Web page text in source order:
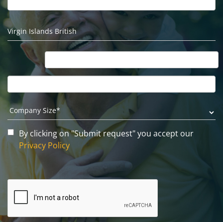
By clicking on "Submit request" you accept our
Privacy Policy